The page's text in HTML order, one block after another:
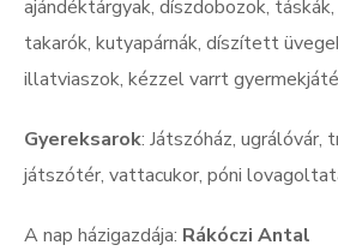
ajándéktárgyak, díszdobozok,
takarók, kutyapárnák, díszített
illatviaszok, kézzel varrt
Gyereksarok: Játszóház, ugrálóvár,
játszótér, vattacukor, póni
A nap házigazdája: Rákóczi Antal